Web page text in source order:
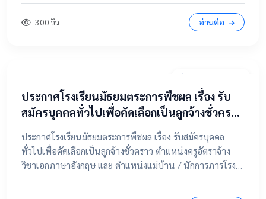
300 วิว อ่านต่อ
ประกาศโรงเรียนมัธยมตระการพืชผล เรื่อง รับ
สมัครบุคคลทั่วไปเพื่อคัดเลือกเป็นลูกจ้างชั่วคราว
ตำแหน่งครูอัตราจ้าง วิชาเอกภาษาอังกฤษ และ
ตำแหน่งแม่บ้าน / นักการภารโรง
ประกาศโรงเรียนมัธยมตระการพืชผล เรื่อง รับสมัครบุคคล
ทั่วไปเพื่อคัดเลือกเป็นลูกจ้างชั่วคราว ตำแหน่งครูอัตราจ้าง
วิชาเอกภาษาอังกฤษ และ ตำแหน่งแม่บ้าน / นักการภารโรง